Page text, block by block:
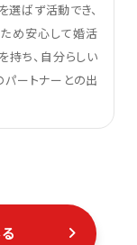
ばず活動でき、
め安心して婚活
持ち、自分らしい
ートナーとの出